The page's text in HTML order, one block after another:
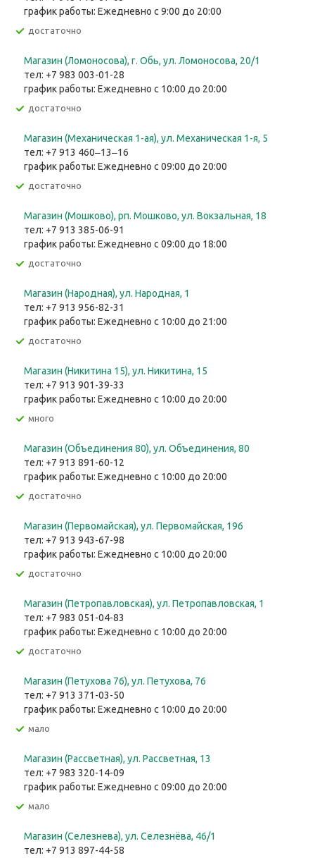
график работы: Ежедневно с 9:00 до 20:00
Достаточно
Магазин (Ломоносова), г. Обь, ул. ​Ломоносова, 20/1
тел: +7 983 003-01-28
график работы: Ежедневно с 10:00 до 20:00
Достаточно
Магазин (Механическая 1-ая), ул. ​Механическая 1-я, 5
тел: +7 913 460‒13‒16
график работы: Ежедневно с 09:00 до 20:00
Достаточно
Магазин (Мошково), рп. Мошково, ул. Вокзальная, 18
тел: +7 913 385-06-91
график работы: Ежедневно с 09:00 до 18:00
Достаточно
Магазин (Народная), ул. Народная, 1
тел: +7 913 956-82-31
график работы: Ежедневно с 10:00 до 21:00
Достаточно
Магазин (Никитина 15), ул. Никитина, 15
тел: +7 913 901-39-33
график работы: Ежедневно с 10:00 до 20:00
Много
Магазин (Объединения 80), ул. Объединения, 80
тел: +7 913 891-60-12
график работы: Ежедневно с 10:00 до 20:00
Достаточно
Магазин (Первомайская), ул. Первомайская, 196
тел: +7 913 943-67-98
график работы: Ежедневно с 10:00 до 20:00
Достаточно
Магазин (Петропавловская), ул. Петропавловская, 1
тел: +7 983 051-04-83
график работы: Ежедневно с 10:00 до 20:00
Достаточно
Магазин (Петухова 76), ул. Петухова, 76
тел: +7 913 371-03-50
график работы: Ежедневно с 10:00 до 20:00
Мало
Магазин (Рассветная), ул. Рассветная, 13
тел: +7 983 320-14-09
график работы: Ежедневно с 09:00 до 20:00
Мало
Магазин (Селезнева), ул. Селезнёва, 46/1
тел: +7 913 897-44-58